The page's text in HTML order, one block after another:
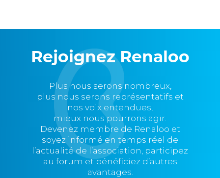
Rejoignez Renaloo
Plus nous serons nombreux,
plus nous serons représentatifs et
nos voix entendues,
mieux nous pourrons agir.
Devenez membre de Renaloo et
soyez informé en temps réel de
l’actualité de l’association, participez
au forum et bénéficiez d’autres
avantages.